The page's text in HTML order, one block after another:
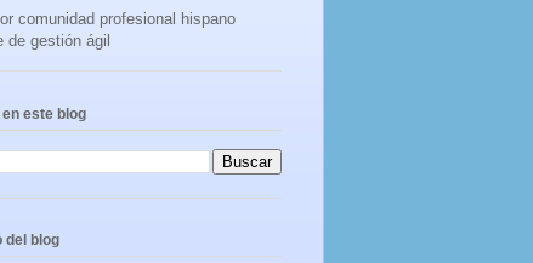
comunidad profesional hispano
de gestión ágil
este blog
del blog